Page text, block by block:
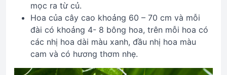
mọc ra từ củ.
Hoa của cây cao khoảng 60 – 70 cm và mỗi
đài có khoảng 4- 8 bông hoa, trên mỗi hoa có
các nhị hoa dài màu xanh, đầu nhị hoa màu
cam và có hương thơm nhẹ.